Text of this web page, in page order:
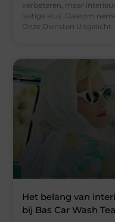
verbeteren, maar
lastige klus. Daarom
Onze Diensten Uitgelicht
Het belang van
bij Bas Car Wash